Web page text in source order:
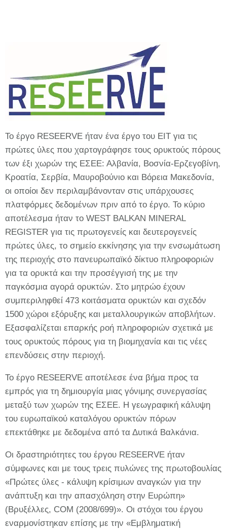
Το έργο RESEERVE ήταν ένα έργο του ΕΙΤ για τις
πρώτες ύλες που χαρτογράφησε τους ορυκτούς πόρους
των έξι χωρών της ΕΣΕΕ: Αλβανία, Βοσνία-Ερζεγοβίνη,
Κροατία, Σερβία, Μαυροβούνιο και Βόρεια Μακεδονία,
οι οποίοι δεν περιλαμβάνονταν στις υπάρχουσες
πλατφόρμες δεδομένων πριν από το έργο. Το κύριο
αποτέλεσμα ήταν το WEST BALKAN MINERAL
REGISTER για τις πρωτογενείς και δευτερογενείς
πρώτες ύλες, το σημείο εκκίνησης για την ενσωμάτωση
της περιοχής στο πανευρωπαϊκό δίκτυο πληροφοριών
για τα ορυκτά και την προσέγγισή της με την
παγκόσμια αγορά ορυκτών. Στο μητρώο έχουν
συμπεριληφθεί 473 κοιτάσματα ορυκτών και σχεδόν
1500 χώροι εξόρυξης και μεταλλουργικών αποβλήτων.
Εξασφαλίζεται επαρκής ροή πληροφοριών σχετικά με
τους ορυκτούς πόρους για τη βιομηχανία και τις νέες
επενδύσεις στην περιοχή.
Το έργο RESEERVE αποτέλεσε ένα βήμα προς τα
εμπρός για τη δημιουργία μιας γόνιμης συνεργασίας
μεταξύ των χωρών της ΕΣΕΕ. Η γεωγραφική κάλυψη
του ευρωπαϊκού καταλόγου ορυκτών πόρων
επεκτάθηκε με δεδομένα από τα Δυτικά Βαλκάνια.
Οι δραστηριότητες του έργου RESEERVE ήταν
σύμφωνες και με τους τρεις πυλώνες της πρωτοβουλίας
«Πρώτες ύλες - κάλυψη κρίσιμων αναγκών για την
ανάπτυξη και την απασχόληση στην Ευρώπη»
(Βρυξέλλες, COM (2008/699)». Οι στόχοι του έργου
εναρμονίστηκαν επίσης με την «Εμβληματική